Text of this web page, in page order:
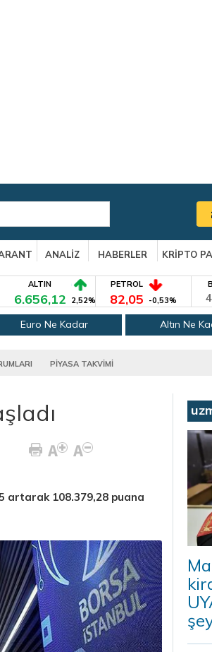
ANALİZ HABERLER
KRİPTO
ALTIN
6.656,12 2,52%
PETROL
82,05 -0,53%
Euro Ne Kadar Altın Ne
PİYASA TAKVİMİ
artarak 108.379,28 puana